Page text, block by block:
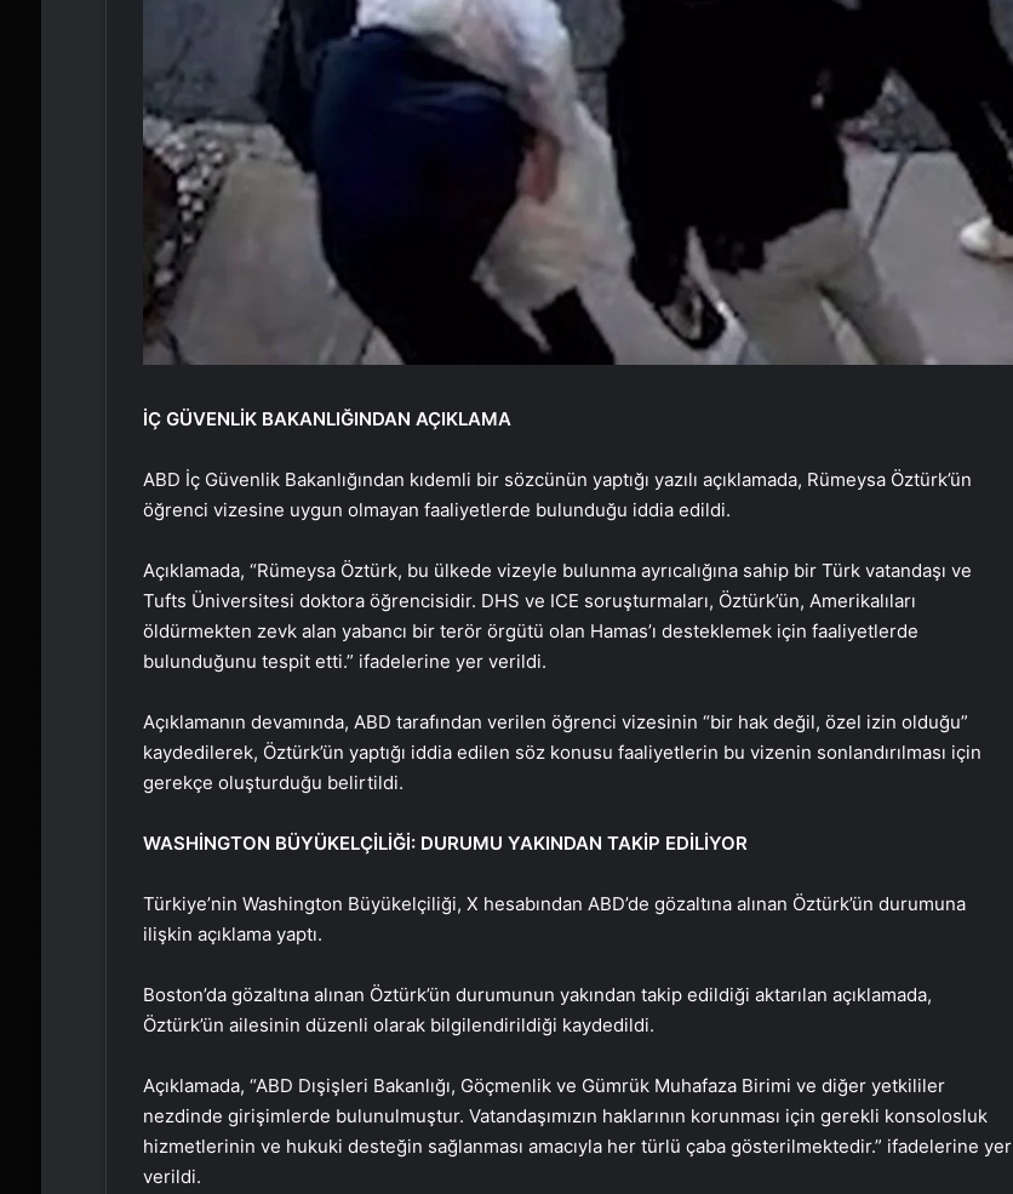
İÇ GÜVENLİK BAKANLIĞINDAN AÇIKLAMA
ABD İç Güvenlik Bakanlığından kıdemli bir sözcünün yaptığı yazılı açıklamada, Rümeysa Öztürk’ün
öğrenci vizesine uygun olmayan faaliyetlerde bulunduğu iddia edildi.
Açıklamada, “Rümeysa Öztürk, bu ülkede vizeyle bulunma ayrıcalığına sahip bir Türk vatandaşı ve
Tufts Üniversitesi doktora öğrencisidir. DHS ve ICE soruşturmaları, Öztürk’ün, Amerikalıları
öldürmekten zevk alan yabancı bir terör örgütü olan Hamas’ı desteklemek için faaliyetlerde
bulunduğunu tespit etti.” ifadelerine yer verildi.
Açıklamanın devamında, ABD tarafından verilen öğrenci vizesinin “bir hak değil, özel izin olduğu”
kaydedilerek, Öztürk’ün yaptığı iddia edilen söz konusu faaliyetlerin bu vizenin sonlandırılması için
gerekçe oluşturduğu belirtildi.
WASHİNGTON BÜYÜKELÇİLİĞİ: DURUMU YAKINDAN TAKİP EDİLİYOR
Türkiye’nin Washington Büyükelçiliği, X hesabından ABD’de gözaltına alınan Öztürk’ün durumuna
ilişkin açıklama yaptı.
Boston’da gözaltına alınan Öztürk’ün durumunun yakından takip edildiği aktarılan açıklamada,
Öztürk’ün ailesinin düzenli olarak bilgilendirildiği kaydedildi.
Açıklamada, “ABD Dışişleri Bakanlığı, Göçmenlik ve Gümrük Muhafaza Birimi ve diğer yetkililer
nezdinde girişimlerde bulunulmuştur. Vatandaşımızın haklarının korunması için gerekli konsolosluk
hizmetlerinin ve hukuki desteğin sağlanması amacıyla her türlü çaba gösterilmektedir.” ifadelerine yer
verildi.